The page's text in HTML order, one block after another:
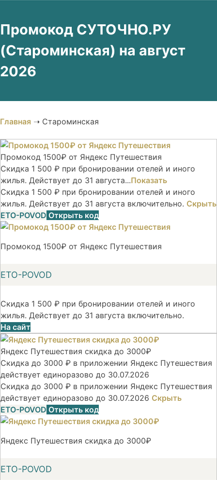
Промокод СУТОЧНО.РУ
(Староминская) на август
2026
Главная ➝ Староминская
Промокод 1500₽ от Яндекс Путешествия
Скидка 1 500 ₽ при бронировании отелей и иного
жилья. Действует до 31 августа...Показать
Скидка 1 500 ₽ при бронировании отелей и иного
жилья. Действует до 31 августа включительно. Скрыть
ETO-POVOD Открыть код
Промокод 1500₽ от Яндекс Путешествия
ETO-POVOD
Скидка 1 500 ₽ при бронировании отелей и иного
жилья. Действует до 31 августа включительно.
На сайт
Яндекс Путешествия скидка до 3000₽
Скидка до 3000 ₽ в приложении Яндекс Путешествия
действует единоразово до 30.07.2026
Скидка до 3000 ₽ в приложении Яндекс Путешествия
действует единоразово до 30.07.2026 Скрыть
ETO-POVOD Открыть код
Яндекс Путешествия скидка до 3000₽
ETO-POVOD